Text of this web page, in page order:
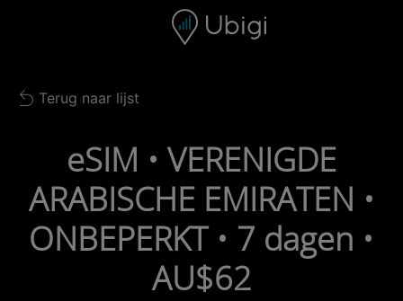
Navigatiebalk Voettekst
Back to list
Terug naar lijst
eSIM • VERENIGDE
ARABISCHE EMIRATEN •
ONBEPERKT • 7 dagen •
AU$62